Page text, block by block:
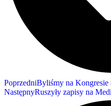
PoprzedniByliśmy na
NastępnyRuszyły zapisy na